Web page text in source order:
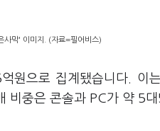
사막' 이미지. (자료=필어비스)
원으로 집계됐습니다. 이
비중은 콘솔과 PC가 약 5대